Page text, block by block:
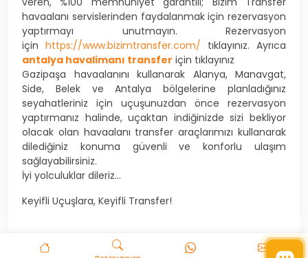
havaalanı servislerinden faydalanmak için rezervasyon
yaptırmayı unutmayın. Rezervasyon
için https://www.bizimtransfer.com/ tıklayınız. Ayrıca
antalya havalimanı transfer için tıklayınız
Gazipaşa havaalanını kullanarak Alanya, Manavgat,
Side, Belek ve Antalya bölgelerine planladığınız
seyahatleriniz için uçuşunuzdan önce rezervasyon
yaptırmanız halinde, uçaktan indiğinizde sizi bekliyor
olacak olan havaalanı transfer araçlarımızı kullanarak
dilediğiniz konuma güvenli ve konforlu ulaşım
sağlayabilirsiniz.
İyi yolculuklar dileriz…
Keyifli Uçuşlara, Keyifli Transfer!